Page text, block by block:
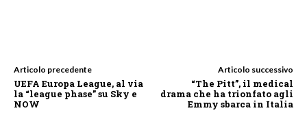
Articolo precedente
UEFA Europa League, al via
la “league phase” su Sky e
NOW
Articolo successivo
“The Pitt”, il medical
drama che ha trionfato agli
Emmy sbarca in Italia